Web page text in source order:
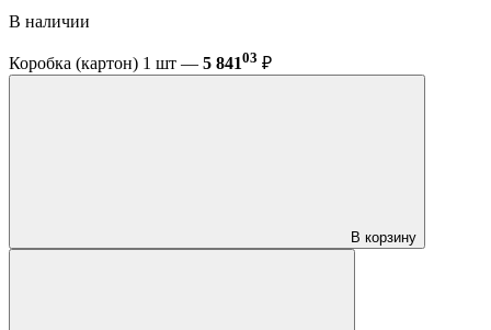
В наличии
Коробка (картон) 1 шт — 5 84103 ₽
В корзину